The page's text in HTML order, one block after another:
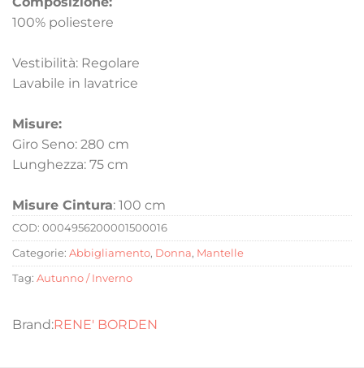
100% poliestere
Vestibilità: Regolare
Lavabile in lavatrice
Misure:
Giro Seno: 280 cm
Lunghezza: 75 cm
Misure Cintura: 100 cm
COD: 0004956200001500016
Categorie: Abbigliamento, Donna, Mantelle
Tag: Autunno / Inverno
RENE' BORDEN